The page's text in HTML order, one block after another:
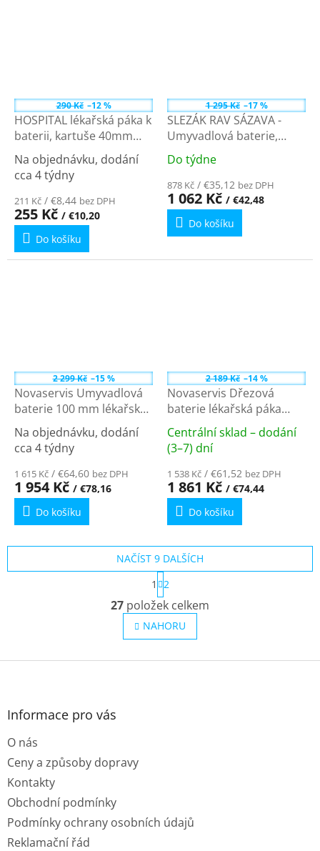
290 Kč –12 %
HOSPITAL lékařská páka k
baterii, kartuše 40mm
MP40
Průměrné
hodnocení
produktu
je
5,0
z
5
Na objednávku, dodání
cca 4 týdny
211 Kč / €8,44 bez DPH
255 Kč / €10,20
Do košíku
1 295 Kč –17 %
SLEZÁK RAV SÁZAVA -
Umyvadlová baterie,
Chrom SA601.0/26 - 100
mm
Průměrné
hodnocení
produktu
je
4,0
z
5
Do týdne
878 Kč / €35,12 bez DPH
1 062 Kč / €42,48
Do košíku
2 299 Kč –15 %
Novaservis Umyvadlová
baterie 100 mm lékařská
páka Metalia 55 chrom
55077L,0
Průměrné
hodnocení
produktu
je
5,0
z
Na objednávku, dodání
cca 4 týdny
1 615 Kč / €64,60 bez DPH
1 954 Kč / €78,16
Do košíku
2 189 Kč –14 %
Novaservis Dřezová
baterie lékařská páka
Metalia 55 chrom
55091L,0
Průměrné
hodnocení
produktu
je
5,0
z
hvězdiček.
Centrální sklad – dodání
(3–7) dní
1 538 Kč / €61,52 bez DPH
1 861 Kč / €74,44
Do košíku
O
v
l
á
a
s
NAČÍST 9 DALŠÍCH
S
t
r
á
n
k
v
1 2
27 položek celkem
NAHORU
Z
Informace pro vás
O nás
Ceny a způsoby dopravy
Kontakty
Obchodní podmínky
Podmínky ochrany osobních údajů
Reklamační řád